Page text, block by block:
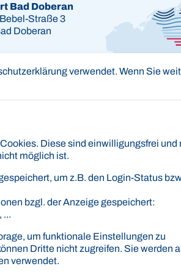
verwendet. Wenn Sie
Diese sind einwilligungsfrei und
möglich ist.
um z.B. den Login-Status
bzgl. der Anzeige gespeichert:
...
um funktionale Einstellungen zu
Dritte nicht zugreifen. Sie werden
verwendet.
Maps Navigation
Bad Doberan
Straße 3
Doberan
beschleunigen.
Bankverbindung
IBANDE58 1305